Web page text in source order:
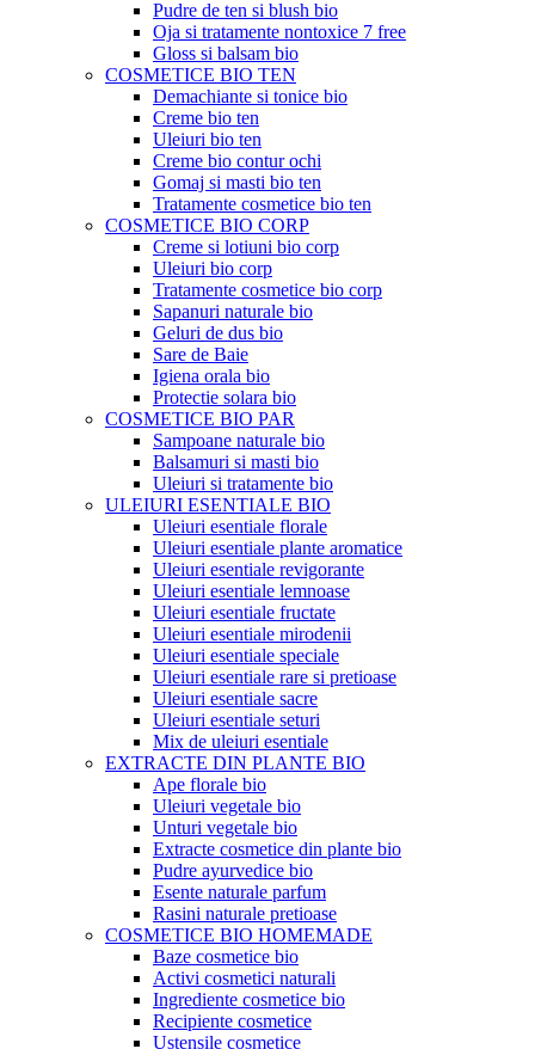
Pudre de ten si blush bio
Oja si tratamente nontoxice 7 free
Gloss si balsam bio
COSMETICE BIO TEN
Demachiante si tonice bio
Creme bio ten
Uleiuri bio ten
Creme bio contur ochi
Gomaj si masti bio ten
Tratamente cosmetice bio ten
COSMETICE BIO CORP
Creme si lotiuni bio corp
Uleiuri bio corp
Tratamente cosmetice bio corp
Sapanuri naturale bio
Geluri de dus bio
Sare de Baie
Igiena orala bio
Protectie solara bio
COSMETICE BIO PAR
Sampoane naturale bio
Balsamuri si masti bio
Uleiuri si tratamente bio
ULEIURI ESENTIALE BIO
Uleiuri esentiale florale
Uleiuri esentiale plante aromatice
Uleiuri esentiale revigorante
Uleiuri esentiale lemnoase
Uleiuri esentiale fructate
Uleiuri esentiale mirodenii
Uleiuri esentiale speciale
Uleiuri esentiale rare si pretioase
Uleiuri esentiale sacre
Uleiuri esentiale seturi
Mix de uleiuri esentiale
EXTRACTE DIN PLANTE BIO
Ape florale bio
Uleiuri vegetale bio
Unturi vegetale bio
Extracte cosmetice din plante bio
Pudre ayurvedice bio
Esente naturale parfum
Rasini naturale pretioase
COSMETICE BIO HOMEMADE
Baze cosmetice bio
Activi cosmetici naturali
Ingrediente cosmetice bio
Recipiente cosmetice
Ustensile cosmetice